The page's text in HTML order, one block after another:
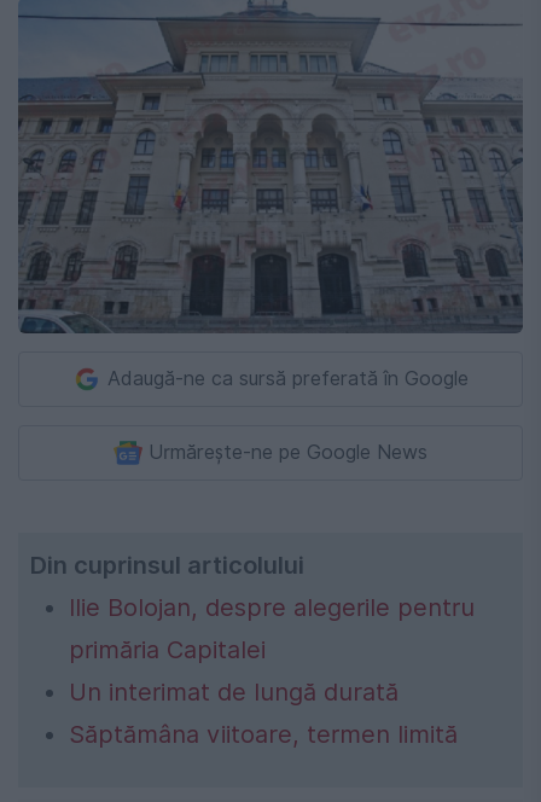
Adaugă-ne ca sursă preferată în Google
Urmărește-ne pe Google News
Din cuprinsul articolului
Ilie Bolojan, despre alegerile pentru
primăria Capitalei
Un interimat de lungă durată
Săptămâna viitoare, termen limită